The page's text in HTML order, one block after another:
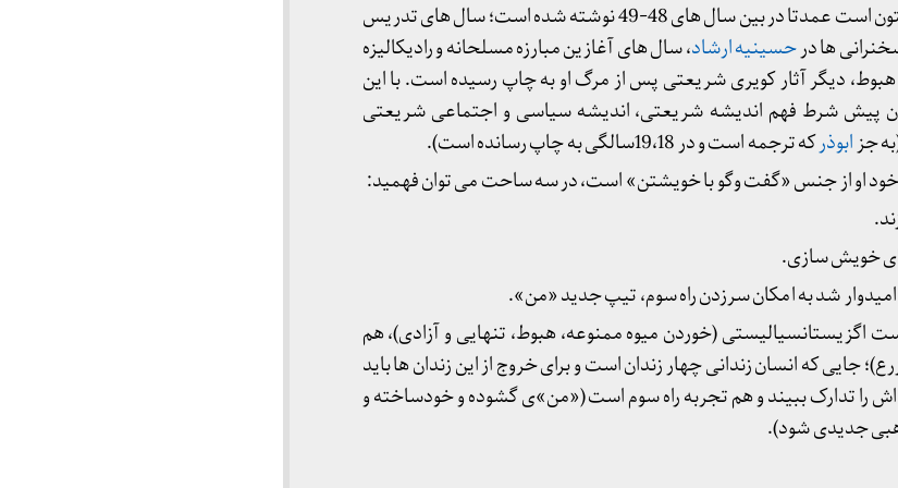
کویریات شریعتی که کویر نیز یکی از آن متون است عمدتا در بین سال های 48-49 نوشته شده است؛ سال های تدریس
ها درحسینیه ارشاد، سال های آغازین مبارزه مسلحانه و رادیکالیزه
دیگر آثار کویری شریعتی پس از مرگ او به چاپ رسیده است. با این
پیش شرط فهم اندیشه شریعتی، اندیشه سیاسی و اجتماعی شریعتی
جزابوذرکه ترجمه است و در 19،18سالگی به چاپ رسانده است).
خود او از جنس «گفت وگو با خویشتن» است، در سه ساحت می توان فهمید:
اگزیستانسیالیستی (خوردن میوه ممنوعه، هبوط، تنهایی و آزادی)، هم
جایی که انسان زندانی چهار زندان است و برای خروج از این زندان ها باید
را تدارک ببیند و هم تجربه راه سوم است («من»ی گشوده و خودساخته و
جدیدی شود).